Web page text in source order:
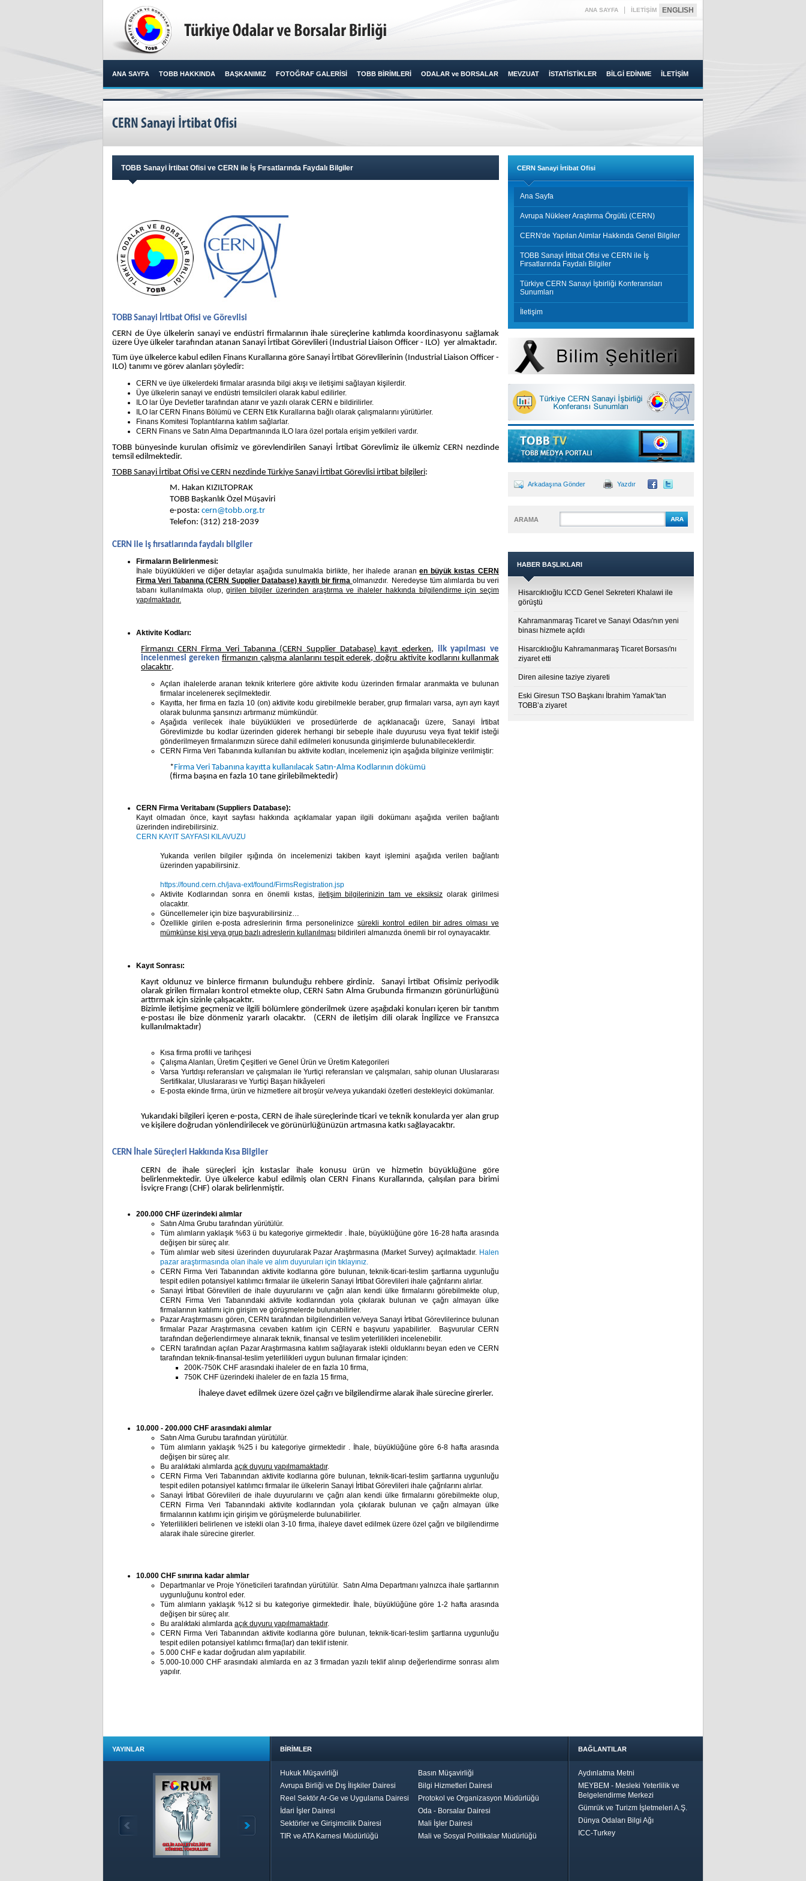
ANA SAYFA İLETİŞİM ENGLISH
ANA SAYFA TOBB HAKKINDA BAŞKANIMIZ FOTOĞRAF GALERİSİ TOBB BİRİMLERİ ODALAR ve BORSALAR MEVZUAT İSTATİSTİKLER BİLGİ EDİNME İLETİŞİM
TOBB Sanayi İrtibat Ofisi ve CERN ile İş Fırsatlarında Faydalı Bilgiler
TOBB Sanayi İrtibat Ofisi ve Görevlisi
CERN de Üye ülkelerin sanayi ve endüstri firmalarının ihale süreçlerine katılımda koordinasyonu sağlamak
üzere Üye ülkeler tarafından atanan Sanayi İrtibat Görevlileri (Industrial Liaison Officer - ILO) yer almaktadır.
Tüm üye ülkelerce kabul edilen Finans Kurallarına göre Sanayi İrtibat Görevlilerinin (Industrial Liaison Officer -
ILO) tanımı ve görev alanları şöyledir:
CERN ve üye ülkelerdeki firmalar arasında bilgi akışı ve iletişimi sağlayan kişilerdir.
Üye ülkelerin sanayi ve endüstri temsilcileri olarak kabul edilirler.
ILO lar Üye Devletler tarafından atanır ve yazılı olarak CERN e bildirilirler.
ILO lar CERN Finans Bölümü ve CERN Etik Kurallarına bağlı olarak çalışmalarını yürütürler.
Finans Komitesi Toplantılarına katılım sağlarlar.
CERN Finans ve Satın Alma Departmanında ILO lara özel portala erişim yetkileri vardır.
TOBB bünyesinde kurulan ofisimiz ve görevlendirilen Sanayi İrtibat Görevlimiz ile ülkemiz CERN nezdinde
temsil edilmektedir.
TOBB Sanayi İrtibat Ofisi ve CERN nezdinde Türkiye Sanayi İrtibat Görevlisi irtibat bilgileri:
M. Hakan KIZILTOPRAK
TOBB Başkanlık Özel Müşaviri
e-posta: cern@tobb.org.tr
Telefon: (312) 218-2039
CERN ile iş fırsatlarında faydalı bilgiler
Firmaların Belirlenmesi:
İhale büyüklükleri ve diğer detaylar aşağıda sunulmakla birlikte, her ihalede arananen büyük kıstas CERN
Firma Veri Tabanına (CERN Supplier Database) kayıtlı bir firma olmanızdır. Neredeyse tüm alımlarda bu veri
tabanı kullanılmakta olup,girilen bilgiler üzerinden araştırma ve ihaleler hakkında bilgilendirme için seçim
yapılmaktadır.
Aktivite Kodları:
Firmanızı CERN Firma Veri Tabanına (CERN Supplier Database) kayıt ederken, ilk yapılması ve
incelenmesi gereken firmanızın çalışma alanlarını tespit ederek, doğru aktivite kodlarını kullanmak
olacaktır.
Açılan ihalelerde aranan teknik kriterlere göre aktivite kodu üzerinden firmalar aranmakta ve bulunan
firmalar incelenerek seçilmektedir.
Kayıtta, her firma en fazla 10 (on) aktivite kodu girebilmekle beraber, grup firmaları varsa, ayrı ayrı kayıt
olarak bulunma şansınızı artırmanız mümkündür.
Aşağıda verilecek ihale büyüklükleri ve prosedürlerde de açıklanacağı üzere, Sanayi İrtibat
Görevlimizde bu kodlar üzerinden giderek herhangi bir sebeple ihale duyurusu veya fiyat teklif isteği
gönderilmeyen firmalarımızın sürece dahil edilmeleri konusunda girişimlerde bulunabileceklerdir.
CERN Firma Veri Tabanında kullanılan bu aktivite kodları, incelemeniz için aşağıda bilginize verilmiştir:
*Firma Veri Tabanına kayıtta kullanılacak Satın-Alma Kodlarının dökümü
(firma başına en fazla 10 tane girilebilmektedir)
CERN Firma Veritabanı (Suppliers Database):
Kayıt olmadan önce, kayıt sayfası hakkında açıklamalar yapan ilgili dokümanı aşağıda verilen bağlantı
üzerinden indirebilirsiniz.
CERN KAYIT SAYFASI KILAVUZU
Yukarıda verilen bilgiler ışığında ön incelemenizi takiben kayıt işlemini aşağıda verilen bağlantı
üzerinden yapabilirsiniz.
https://found.cern.ch/java-ext/found/FirmsRegistration.jsp
Aktivite Kodlarından sonra en önemli kıstas, iletişim bilgilerinizin tam ve eksiksiz olarak girilmesi
olacaktır.
Güncellemeler için bize başvurabilirsiniz…
Özellikle girilen e-posta adreslerinin firma personelinizce sürekli kontrol edilen bir adres olması ve
mümkünse kişi veya grup bazlı adreslerin kullanılması bildirileri almanızda önemli bir rol oynayacaktır.
Kayıt Sonrası:
Kayıt oldunuz ve binlerce firmanın bulunduğu rehbere girdiniz. Sanayi İrtibat Ofisimiz periyodik
olarak girilen firmaları kontrol etmekte olup, CERN Satın Alma Grubunda firmanızın görünürlüğünü
arttırmak için sizinle çalışacaktır.
Bizimle iletişime geçmeniz ve ilgili bölümlere gönderilmek üzere aşağıdaki konuları içeren bir tanıtım
e-postası ile bize dönmeniz yararlı olacaktır. (CERN de iletişim dili olarak İngilizce ve Fransızca
kullanılmaktadır)
Kısa firma profili ve tarihçesi
Çalışma Alanları, Üretim Çeşitleri ve Genel Ürün ve Üretim Kategorileri
Varsa Yurtdışı referansları ve çalışmaları ile Yurtiçi referansları ve çalışmaları, sahip olunan Uluslararası
Sertifikalar, Uluslararası ve Yurtiçi Başarı hikâyeleri
E-posta ekinde firma, ürün ve hizmetlere ait broşür ve/veya yukarıdaki özetleri destekleyici dokümanlar.
Yukarıdaki bilgileri içeren e-posta, CERN de ihale süreçlerinde ticari ve teknik konularda yer alan grup
ve kişilere doğrudan yönlendirilecek ve görünürlüğünüzün artmasına katkı sağlayacaktır.
CERN İhale Süreçleri Hakkında Kısa Bilgiler
CERN de ihale süreçleri için kıstaslar ihale konusu ürün ve hizmetin büyüklüğüne göre
belirlenmektedir. Üye ülkelerce kabul edilmiş olan CERN Finans Kurallarında, çalışılan para birimi
İsviçre Frangı (CHF) olarak belirlenmiştir.
200.000 CHF üzerindeki alımlar
Satın Alma Grubu tarafından yürütülür.
Tüm alımların yaklaşık %63 ü bu kategoriye girmektedir . İhale, büyüklüğüne göre 16-28 hafta arasında
değişen bir süreç alır.
Tüm alımlar web sitesi üzerinden duyurularak Pazar Araştırmasına (Market Survey) açılmaktadır. Halen
pazar araştırmasında olan ihale ve alım duyuruları için tıklayınız.
CERN Firma Veri Tabanından aktivite kodlarına göre bulunan, teknik-ticari-teslim şartlarına uygunluğu
tespit edilen potansiyel katılımcı firmalar ile ülkelerin Sanayi İrtibat Görevlileri ihale çağrılarını alırlar.
Sanayi İrtibat Görevlileri de ihale duyurularını ve çağrı alan kendi ülke firmalarını görebilmekte olup,
CERN Firma Veri Tabanındaki aktivite kodlarından yola çıkılarak bulunan ve çağrı almayan ülke
firmalarının katılımı için girişim ve görüşmelerde bulunabilirler.
Pazar Araştırmasını gören, CERN tarafından bilgilendirilen ve/veya Sanayi İrtibat Görevlilerince bulunan
firmalar Pazar Araştırmasına cevaben katılım için CERN e başvuru yapabilirler. Başvurular CERN
tarafından değerlendirmeye alınarak teknik, finansal ve teslim yeterlilikleri incelenebilir.
CERN tarafından açılan Pazar Araştırmasına katılım sağlayarak istekli olduklarını beyan eden ve CERN
tarafından teknik-finansal-teslim yeterlilikleri uygun bulunan firmalar içinden:
200K-750K CHF arasındaki ihaleler de en fazla 10 firma,
750K CHF üzerindeki ihaleler de en fazla 15 firma,
İhaleye davet edilmek üzere özel çağrı ve bilgilendirme alarak ihale sürecine girerler.
10.000 - 200.000 CHF arasındaki alımlar
Satın Alma Gurubu tarafından yürütülür.
Tüm alımların yaklaşık %25 i bu kategoriye girmektedir . İhale, büyüklüğüne göre 6-8 hafta arasında
değişen bir süreç alır.
Bu aralıktaki alımlarda açık duyuru yapılmamaktadır.
CERN Firma Veri Tabanından aktivite kodlarına göre bulunan, teknik-ticari-teslim şartlarına uygunluğu
tespit edilen potansiyel katılımcı firmalar ile ülkelerin Sanayi İrtibat Görevlileri ihale çağrılarını alırlar.
Sanayi İrtibat Görevlileri de ihale duyurularını ve çağrı alan kendi ülke firmalarını görebilmekte olup,
CERN Firma Veri Tabanındaki aktivite kodlarından yola çıkılarak bulunan ve çağrı almayan ülke
firmalarının katılımı için girişim ve görüşmelerde bulunabilirler.
Yeterlilikleri belirlenen ve istekli olan 3-10 firma, ihaleye davet edilmek üzere özel çağrı ve bilgilendirme
alarak ihale sürecine girerler.
10.000 CHF sınırına kadar alımlar
Departmanlar ve Proje Yöneticileri tarafından yürütülür. Satın Alma Departmanı yalnızca ihale şartlarının
uygunluğunu kontrol eder.
Tüm alımların yaklaşık %12 si bu kategoriye girmektedir. İhale, büyüklüğüne göre 1-2 hafta arasında
değişen bir süreç alır.
Bu aralıktaki alımlarda açık duyuru yapılmamaktadır.
CERN Firma Veri Tabanından aktivite kodlarına göre bulunan, teknik-ticari-teslim şartlarına uygunluğu
tespit edilen potansiyel katılımcı firma(lar) dan teklif istenir.
5.000 CHF e kadar doğrudan alım yapılabilir.
5.000-10.000 CHF arasındaki alımlarda en az 3 firmadan yazılı teklif alınıp değerlendirme sonrası alım
yapılır.
CERN Sanayi İrtibat Ofisi
Ana Sayfa
Avrupa Nükleer Araştırma Örgütü (CERN)
CERN'de Yapılan Alımlar Hakkında Genel Bilgiler
TOBB Sanayi İrtibat Ofisi ve CERN ile İş
Fırsatlarında Faydalı Bilgiler
Türkiye CERN Sanayi İşbirliği Konferansları
Sunumları
İletişim
Arkadaşına Gönder Yazdır
ARAMA
HABER BAŞLIKLARI
Hisarcıklıoğlu ICCD Genel Sekreteri Khalawi ile
görüştü
Kahramanmaraş Ticaret ve Sanayi Odası'nın yeni
binası hizmete açıldı
Hisarcıklıoğlu Kahramanmaraş Ticaret Borsası'nı
ziyaret etti
Diren ailesine taziye ziyareti
Eski Giresun TSO Başkanı İbrahim Yamak’tan
TOBB’a ziyaret
YAYINLAR BİRİMLER
Hukuk Müşavirliği
Basın Müşavirliği
Avrupa Birliği ve Dış İlişkiler Dairesi
Bilgi Hizmetleri Dairesi
Reel Sektör Ar-Ge ve Uygulama Dairesi
Protokol ve Organizasyon Müdürlüğü
İdari İşler Dairesi
Oda - Borsalar Dairesi
Sektörler ve Girişimcilik Dairesi
Mali İşler Dairesi
TIR ve ATA Karnesi Müdürlüğü
Mali ve Sosyal Politikalar Müdürlüğü
BAĞLANTILAR
Aydınlatma Metni
MEYBEM - Mesleki Yeterlilik ve
Belgelendirme Merkezi
Gümrük ve Turizm İşletmeleri A.Ş.
Dünya Odaları Bilgi Ağı
ICC-Turkey